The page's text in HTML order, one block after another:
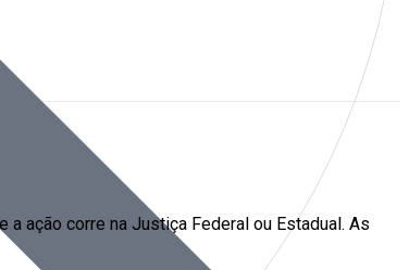
ação corre na Justiça Federal ou Estadual. As